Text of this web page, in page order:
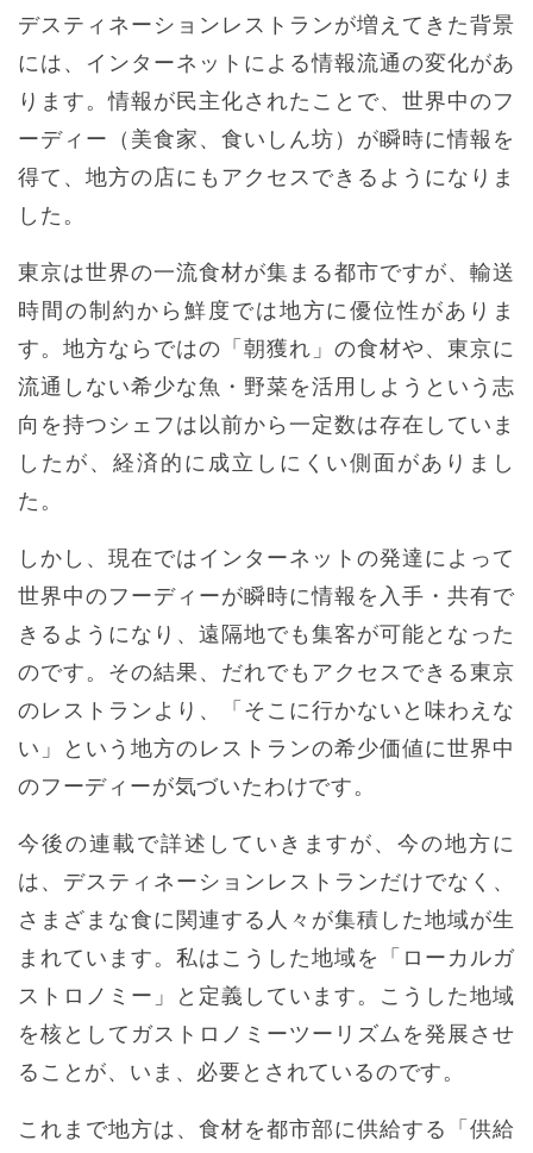
デスティネーションレストランが増えてきた背景
には、インターネットによる情報流通の変化があ
ります。情報が民主化されたことで、世界中のフ
ーディー（美食家、食いしん坊）が瞬時に情報を
得て、地方の店にもアクセスできるようになりま
した。
東京は世界の一流食材が集まる都市ですが、輸送
時間の制約から鮮度では地方に優位性がありま
す。地方ならではの「朝獲れ」の食材や、東京に
流通しない希少な魚・野菜を活用しようという志
向を持つシェフは以前から一定数は存在していま
したが、経済的に成立しにくい側面がありまし
た。
しかし、現在ではインターネットの発達によって
世界中のフーディーが瞬時に情報を入手・共有で
きるようになり、遠隔地でも集客が可能となった
のです。その結果、だれでもアクセスできる東京
のレストランより、「そこに行かないと味わえな
い」という地方のレストランの希少価値に世界中
のフーディーが気づいたわけです。
今後の連載で詳述していきますが、今の地方に
は、デスティネーションレストランだけでなく、
さまざまな食に関連する人々が集積した地域が生
まれています。私はこうした地域を「ローカルガ
ストロノミー」と定義しています。こうした地域
を核としてガストロノミーツーリズムを発展させ
ることが、いま、必要とされているのです。
これまで地方は、食材を都市部に供給する「供給